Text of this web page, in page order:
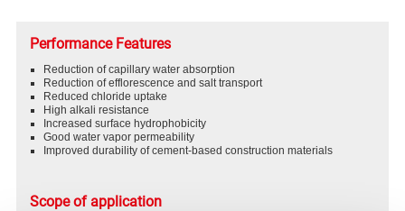
Performance Features
Reduction of capillary water absorption
Reduction of efflorescence and salt transport
Reduced chloride uptake
High alkali resistance
Increased surface hydrophobicity
Good water vapor permeability
Improved durability of cement-based construction materials
Scope of application